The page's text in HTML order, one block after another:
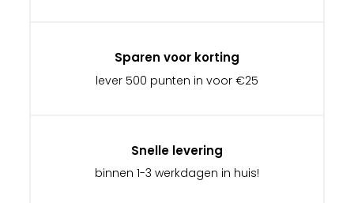
Sparen voor korting
lever 500 punten in voor €25
Snelle levering
binnen 1-3 werkdagen in huis!